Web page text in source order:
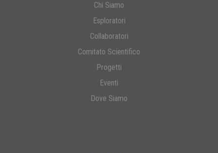
Chi Siamo
Esploratori
Collaboratori
Comitato Scientifico
Progetti
Eventi
Dove Siamo